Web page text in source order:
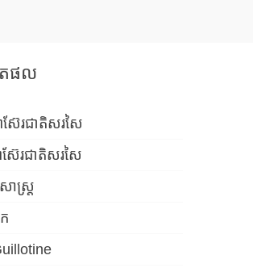
ែក ហើយវណ្ឌវង្កខាងក្រៅត្រូវ
ារបើកជុំមួយ។
ផល
ែរជាតិសរសៃ
ស៊ែរជាតិសរសៃ
ាស្ត្រ